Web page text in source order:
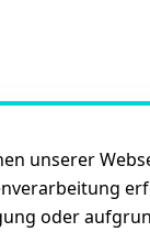
unserer
oder